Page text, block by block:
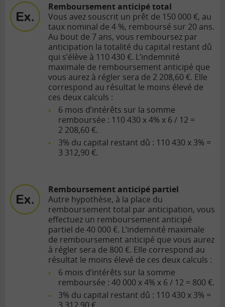
Remboursement anticipé total
Vous avez souscrit un prêt de 150 000 €, au
taux nominal de 4 %, remboursé sur 20 ans.
Au bout de 7 ans, vous remboursez par
anticipation la totalité du capital restant dû
qui s’élève à 110 430 €. L’indemnité
maximale de remboursement anticipé que
vous aurez à régler sera de 2 208,60 €. Elle
correspond au résultat le moins élevé de
ces deux calculs :
6 mois d’intérêts sur la somme
remboursée : 110 430 x 4% x 6 / 12 =
2 208,60 €.
3% du capital restant dû : 110 430 x 3% =
3 312,90 €.
Remboursement anticipé partiel
Autre hypothèse, à la place du
remboursement total par anticipation, vous
effectuez un remboursement anticipé
partiel de 40 000 €. L’indemnité maximale
de remboursement anticipé que vous aurez
à régler sera de 800 €. Elle correspond au
résultat le moins élevé de ces deux calculs :
6 mois d’intérêts sur la somme
remboursée : 40 000 x 4% x 6 / 12 = 800 €.
3% du capital restant dû : 110 430 x 3% =
3 312,90 €.